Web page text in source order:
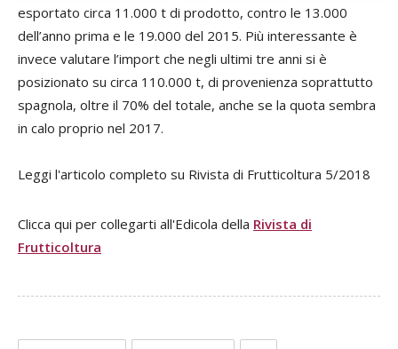
esportato circa 11.000 t di prodotto, contro le 13.000
dell’anno prima e le 19.000 del 2015. Più interessante è
invece valutare l’import che negli ultimi tre anni si è
posizionato su circa 110.000 t, di provenienza soprattutto
spagnola, oltre il 70% del totale, anche se la quota sembra
in calo proprio nel 2017.
Leggi l'articolo completo su Rivista di Frutticoltura 5/2018
Clicca qui per collegarti all'Edicola della Rivista di
Frutticoltura